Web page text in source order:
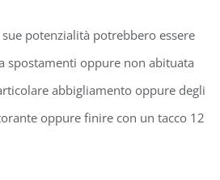
potenzialità potrebbero essere
spostamenti oppure non abituata
abbigliamento oppure degli
oppure finire con un tacco 12